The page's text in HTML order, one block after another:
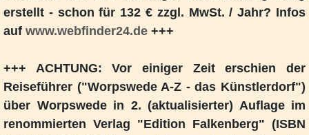
erstellt - schon für 132 € zzgl. MwSt. / Jahr? Infos
auf www.webfinder24.de +++
+++ ACHTUNG: Vor einiger Zeit erschien der
Reiseführer ("Worpswede A-Z - das Künstlerdorf")
über Worpswede in 2. (aktualisierter) Auflage im
renommierten Verlag "Edition Falkenberg" (ISBN